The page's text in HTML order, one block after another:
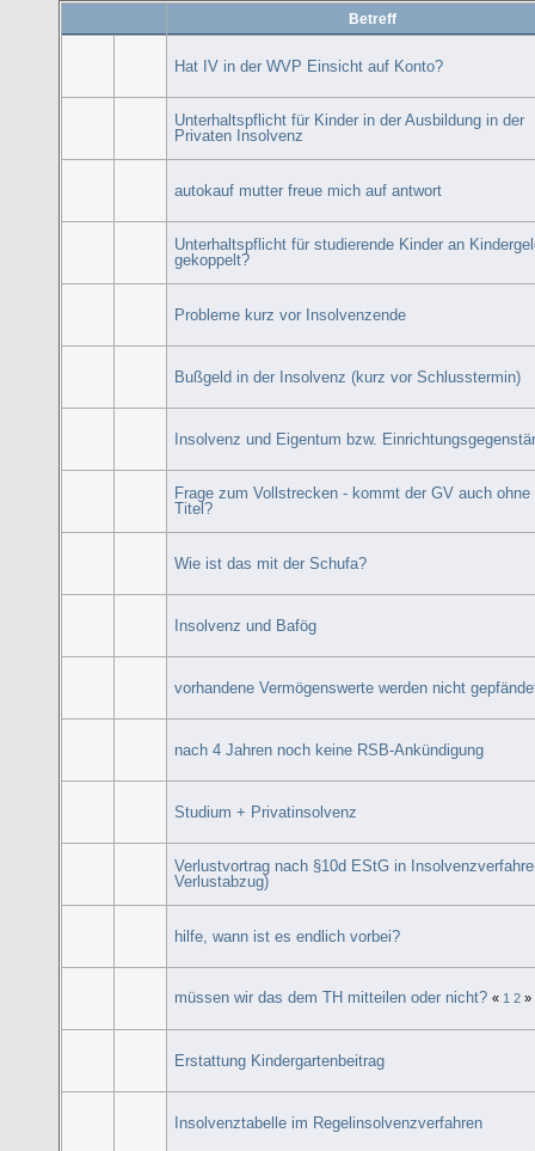
Betreff
Hat IV in der WVP Einsicht auf Konto?
Unterhaltspflicht für Kinder in der Ausbildung in der
Privaten Insolvenz
autokauf mutter freue mich auf antwort
Unterhaltspflicht für studierende Kinder an
gekoppelt?
Probleme kurz vor Insolvenzende
Bußgeld in der Insolvenz (kurz vor Schlusstermin)
Insolvenz und Eigentum bzw.
Frage zum Vollstrecken - kommt der GV auch ohne
Titel?
Wie ist das mit der Schufa?
Insolvenz und Bafög
vorhandene Vermögenswerte werden nicht
nach 4 Jahren noch keine RSB-Ankündigung
Studium + Privatinsolvenz
Verlustvortrag nach §10d EStG in
Verlustabzug)
hilfe, wann ist es endlich vorbei?
müssen wir das dem TH mitteilen oder nicht? « 1 2 »
Erstattung Kindergartenbeitrag
Insolvenztabelle im Regelinsolvenzverfahren